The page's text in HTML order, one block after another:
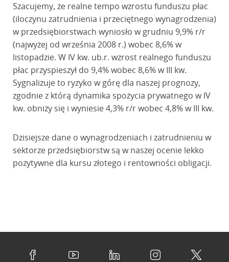
Szacujemy, że realne tempo wzrostu funduszu płac
(iloczynu zatrudnienia i przeciętnego wynagrodzenia)
w przedsiębiorstwach wyniosło w grudniu 9,9% r/r
(najwyżej od września 2008 r.) wobec 8,6% w
listopadzie. W IV kw. ub.r. wzrost realnego funduszu
płac przyspieszył do 9,4% wobec 8,6% w III kw.
Sygnalizuje to ryzyko w górę dla naszej prognozy,
zgodnie z którą dynamika spożycia prywatnego w IV
kw. obniży się i wyniesie 4,3% r/r wobec 4,8% w III kw.
Dzisiejsze dane o wynagrodzeniach i zatrudnieniu w
sektorze przedsiębiorstw są w naszej ocenie lekko
pozytywne dla kursu złotego i rentowności obligacji.